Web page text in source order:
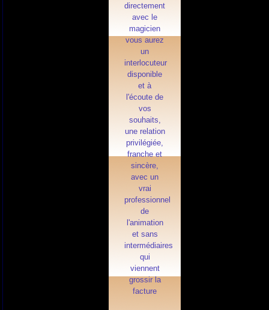
directement
avec le
magicien
vous aurez
un
interlocuteur
disponible
et à
l'écoute de
vos
souhaits,
une relation
privilégiée,
franche et
sincère,
avec un
vrai
professionnel
de
l'animation
et sans
intermédiaires
qui
viennent
grossir la
facture